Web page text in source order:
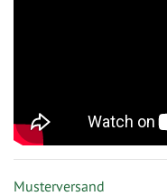
Musterversand